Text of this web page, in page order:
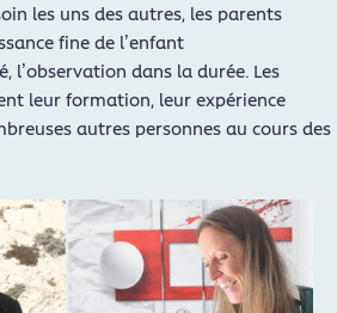
les uns des autres, les parents
fine de l’enfant
l’observation dans la durée. Les
leur formation, leur expérience
autres personnes au cours des